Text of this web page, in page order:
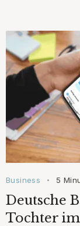
Business • 5
Deutsche
Tochter